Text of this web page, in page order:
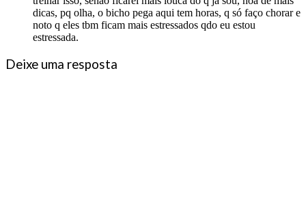
dicas, pq olha, o bicho pega aqui tem horas, q só faço chorar e
noto q eles tbm ficam mais estressados qdo eu estou
estressada.
Deixe uma resposta